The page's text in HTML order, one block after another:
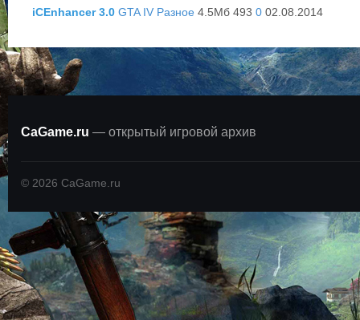
iCEnhancer 3.0 GTA IV Разное 4.5Мб 493 0 02.08.2014
CaGame.ru — открытый игровой архив
© 2026 CaGame.ru